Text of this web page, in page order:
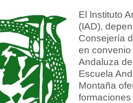
El Instituto
(IAD),
Consejería
en
Andaluza
Escuela
Montaña